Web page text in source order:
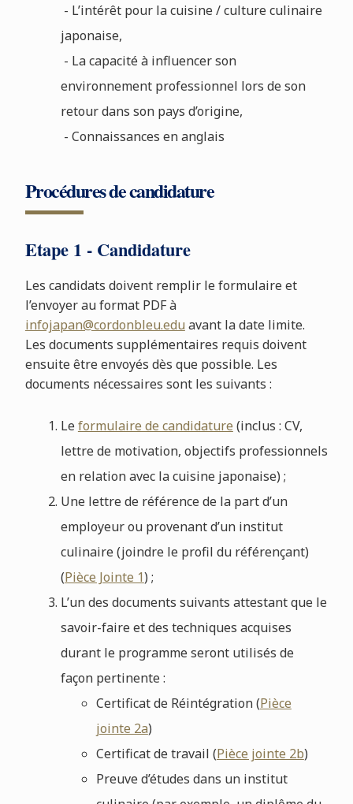
- L’intérêt pour la cuisine / culture culinaire
japonaise,
- La capacité à influencer son
environnement professionnel lors de son
retour dans son pays d’origine,
- Connaissances en anglais
Procédures de candidature
Etape 1 - Candidature
Les candidats doivent remplir le formulaire et
l’envoyer au format PDF à
infojapan@cordonbleu.edu avant la date limite.
Les documents supplémentaires requis doivent
ensuite être envoyés dès que possible. Les
documents nécessaires sont les suivants :
Leformulaire de candidature (inclus : CV,
lettre de motivation, objectifs professionnels
en relation avec la cuisine japonaise) ;
Une lettre de référence de la part d’un
employeur ou provenant d’un institut
culinaire (joindre le profil du référençant)
(Pièce Jointe 1) ;
L’un des documents suivants attestant que le
savoir-faire et des techniques acquises
durant le programme seront utilisés de
façon pertinente :
Certificat de Réintégration (Pièce
jointe 2a)
Certificat de travail (Pièce jointe 2b)
Preuve d’études dans un institut